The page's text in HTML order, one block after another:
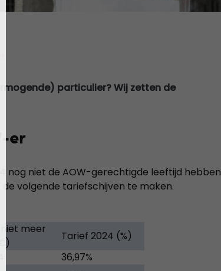
particulier? Wij zetten de
er
nog niet de AOW-gerechtigde leeftijd hebben
volgende tariefschijven te maken.
niet meer
Tarief 2024 (%)
36,97%